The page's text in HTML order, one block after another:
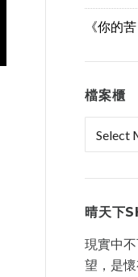
《你的
檔案櫃
晴天下
現實中
望，是